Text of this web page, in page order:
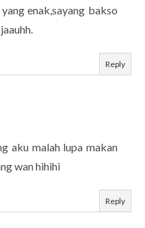
enak,sayang bakso
Reply
aku malah lupa makan
wan hihihi
Reply